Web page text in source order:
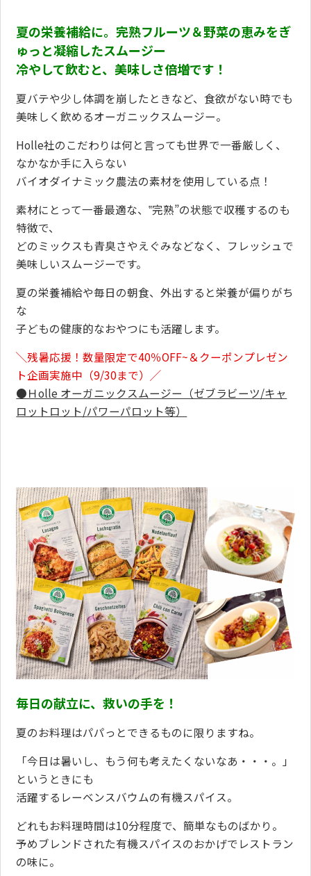
夏の栄養補給に。完熟フルーツ＆野菜の恵みをぎ
ゅっと凝縮したスムージー
冷やして飲むと、美味しさ倍増です！
夏バテや少し体調を崩したときなど、食欲がない時でも
美味しく飲めるオーガニックスムージー。
Holle社のこだわりは何と言っても世界で一番厳しく、
なかなか手に入らない
バイオダイナミック農法の素材を使用している点！
素材にとって一番最適な、‟完熟”の状態で収穫するのも
特徴で、
どのミックスも青臭さやえぐみなどなく、フレッシュで
美味しいスムージーです。
夏の栄養補給や毎日の朝食、外出すると栄養が偏りがち
な
子どもの健康的なおやつにも活躍します。
╲残暑応援！数量限定で40％OFF~＆クーポンプレゼン
ト企画実施中（9/30まで）╱
●Ｈolle オーガニックスムージー（ゼブラビーツ/キャ
ロットロット/パワーパロット等）
毎日の献立に、救いの手を！
夏のお料理はパパっとできるものに限りますね。
「今日は暑いし、もう何も考えたくないなあ・・・。」
というときにも
活躍するレーベンスバウムの有機スパイス。
どれもお料理時間は10分程度で、簡単なものばかり。
予めブレンドされた有機スパイスのおかげでレストラン
の味に。